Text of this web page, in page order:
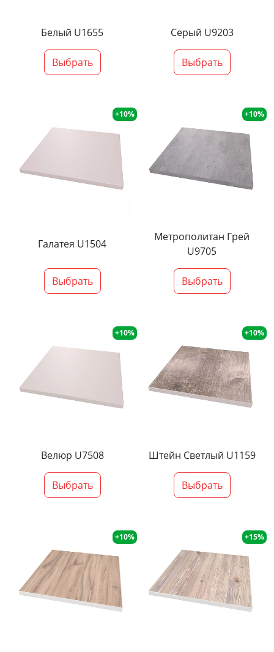
Белый U1655
Выбрать
Серый U9203
Выбрать
+10%
Галатея U1504
Выбрать
+10%
Метрополитан Грей
U9705
Выбрать
+10%
Велюр U7508
Выбрать
+10%
Штейн Светлый U1159
Выбрать
+10% +15%